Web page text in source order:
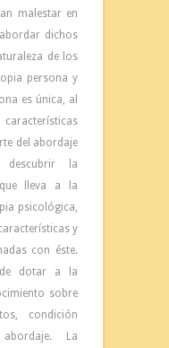
malestar en
dichos
de los
persona y
es única, al
del abordaje
descubrir la
lleva a la
psicológica,
y
con éste.
dotar a la
sobre
condición
La